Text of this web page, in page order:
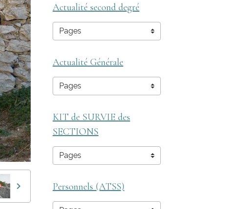
Actualité second degré
Actualité Générale
KIT de SURVIE des
SECTIONS
Personnels (ATSS)